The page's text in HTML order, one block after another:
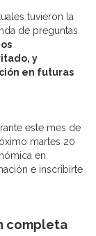
tuvieron la
de preguntas.
y
en futuras
este mes de
martes 20
en
e inscribirte
completa